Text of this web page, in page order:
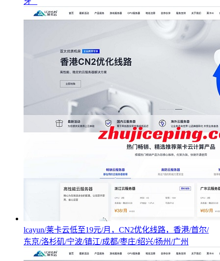
lcayun/莱卡云低至19元/月，CN2优化线路，香港/首尔/
东京/洛杉矶/宁波/镇江/成都/枣庄/绍兴/扬州/广州